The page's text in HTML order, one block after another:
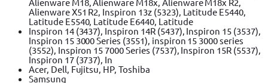
Alienware X51 R2, Inspiron 13z (5323), Latitude E5440,
Latitude E5540, Latitude E6440, Latitude
Inspiron 14 (3437), Inspiron 14R (5437), Inspiron 15 (3537),
Inspiron 15 3000 Series (3551), inspiron 15 3000 series
(3552), Inspiron 15 7000 Series (7537), Inspiron 15R (5537),
Inspiron 17 (3737), In
Acer, Dell, Fujitsu, HP, Toshiba
Samsung